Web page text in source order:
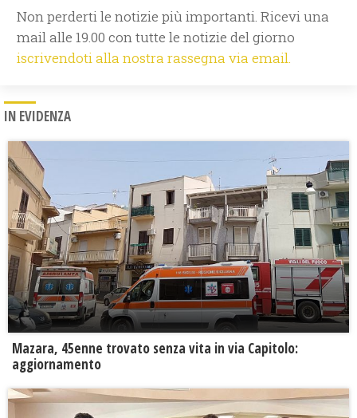
Non perderti le notizie più importanti. Ricevi una
mail alle 19.00 con tutte le notizie del giorno
iscrivendoti alla nostra rassegna via email.
IN EVIDENZA
Mazara, 45enne trovato senza vita in via Capitolo:
aggiornamento